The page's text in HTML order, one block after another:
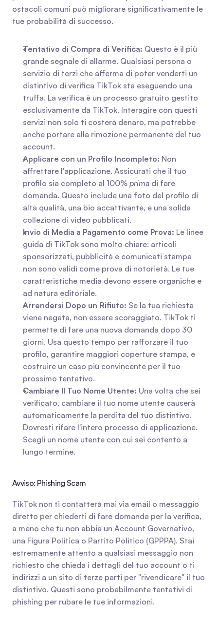
ostacoli comuni può migliorare significativamente le
tue probabilità di successo.
Tentativo di Compra di Verifica: Questo è il più
grande segnale di allarme. Qualsiasi persona o
servizio di terzi che afferma di poter venderti un
distintivo di verifica TikTok sta eseguendo una
truffa. La verifica è un processo gratuito gestito
esclusivamente da TikTok. Interagire con questi
servizi non solo ti costerà denaro, ma potrebbe
anche portare alla rimozione permanente del tuo
account.
Applicare con un Profilo Incompleto: Non
affrettare l'applicazione. Assicurati che il tuo
profilo sia completo al 100% prima di fare
domanda. Questo include una foto del profilo di
alta qualità, una bio accattivante, e una solida
collezione di video pubblicati.
Invio di Media a Pagamento come Prova: Le linee
guida di TikTok sono molto chiare: articoli
sponsorizzati, pubblicità e comunicati stampa
non sono validi come prova di notorietà. Le tue
caratteristiche media devono essere organiche e
ad natura editoriale.
Arrendersi Dopo un Rifiuto: Se la tua richiesta
viene negata, non essere scoraggiato. TikTok ti
permette di fare una nuova domanda dopo 30
giorni. Usa questo tempo per rafforzare il tuo
profilo, garantire maggiori coperture stampa, e
costruire un caso più convincente per il tuo
prossimo tentativo.
Cambiare Il Tuo Nome Utente: Una volta che sei
verificato, cambiare il tuo nome utente causerà
automaticamente la perdita del tuo distintivo.
Dovresti rifare l'intero processo di applicazione.
Scegli un nome utente con cui sei contento a
lungo termine.
Avviso: Phishing Scam
TikTok non ti contatterà mai via email o messaggio
diretto per chiederti di fare domanda per la verifica,
a meno che tu non abbia un Account Governativo,
una Figura Politica o Partito Politico (GPPPA). Stai
estremamente attento a qualsiasi messaggio non
richiesto che chieda i dettagli del tuo account o ti
indirizzi a un sito di terze parti per "rivendicare" il tuo
distintivo. Questi sono probabilmente tentativi di
phishing per rubare le tue informazioni.